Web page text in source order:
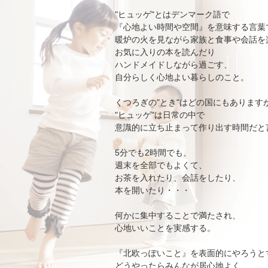
"ヒュッゲ"とはデンマーク語で
『心地よい時間や空間』を意味する言葉
暖炉の火を見ながら家族と食事や会話
お気に入りの本を読んだり
ハンドメイドしながら過ごす、
自分らしく心地よい暮らしのこと。
くつろぎの"とき"はどの国にもあります
"ヒュッゲ"は日常の中で
意識的に立ち止まって作り出す時間だと
5分でも2時間でも、
週末を全部でもよくて、
お茶を入れたり、会話をしたり、
本を開いたり・・・
何かに集中することで満たされ、
心地いいことを実感する。
『北欧っぽいこと』を表面的にやろう
どうやったらみんなが居心地よく